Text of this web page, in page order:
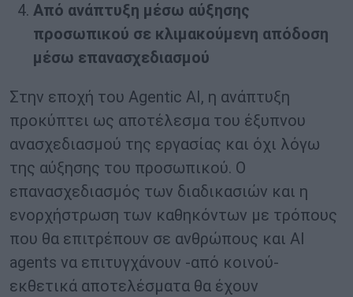
Από ανάπτυξη μέσω αύξησης
προσωπικού σε κλιμακούμενη απόδοση
μέσω επανασχεδιασμού
Στην εποχή του Agentic AI, η ανάπτυξη
προκύπτει ως αποτέλεσμα του έξυπνου
ανασχεδιασμού της εργασίας και όχι λόγω
της αύξησης του προσωπικού. Ο
επανασχεδιασμός των διαδικασιών και η
ενορχήστρωση των καθηκόντων με τρόπους
που θα επιτρέπουν σε ανθρώπους και AI
agents να επιτυγχάνουν -από κοινού-
εκθετικά αποτελέσματα θα έχουν